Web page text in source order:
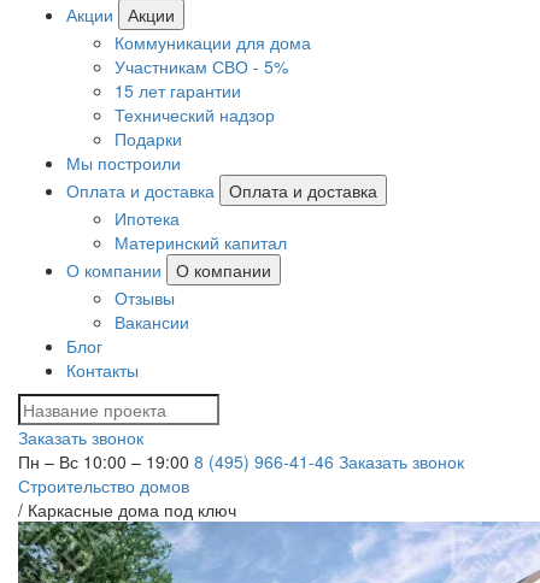
Акции
Акции
Коммуникации для дома
Участникам СВО - 5%
15 лет гарантии
Технический надзор
Подарки
Мы построили
Оплата и доставка
Оплата и доставка
Ипотека
Материнский капитал
О компании
О компании
Отзывы
Вакансии
Блог
Контакты
Заказать звонок
Пн – Вс 10:00 – 19:00 8 (495) 966-41-46 Заказать звонок
Строительство домов
/ Каркасные дома под ключ